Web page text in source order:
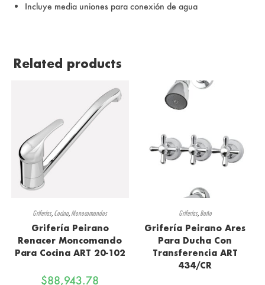
Incluye media uniones para conexión de agua
Related products
Griferías, Cocina,Monocomandos
Grifería Peirano
Renacer Moncomando
Para Cocina ART 20-102
$88,943.78
Griferías, Baño
Grifería Peirano Ares
Para Ducha Con
Transferencia ART
434/CR